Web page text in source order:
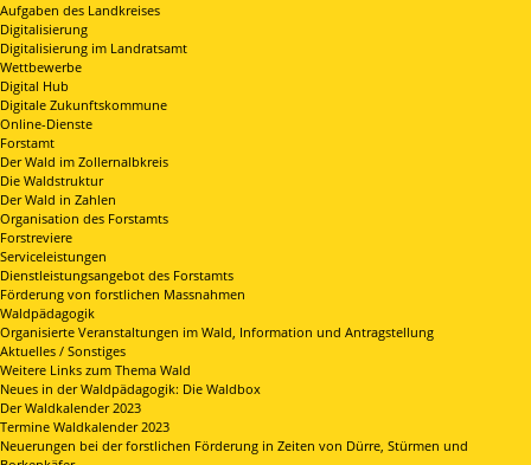
Aufgaben des Landkreises
Digitalisierung
Digitalisierung im Landratsamt
Wettbewerbe
Digital Hub
Digitale Zukunftskommune
Online-Dienste
Forstamt
Der Wald im Zollernalbkreis
Die Waldstruktur
Der Wald in Zahlen
Organisation des Forstamts
Forstreviere
Serviceleistungen
Dienstleistungsangebot des Forstamts
Förderung von forstlichen Massnahmen
Waldpädagogik
Organisierte Veranstaltungen im Wald, Information und Antragstellung
Aktuelles / Sonstiges
Weitere Links zum Thema Wald
Neues in der Waldpädagogik: Die Waldbox
Der Waldkalender 2023
Termine Waldkalender 2023
Neuerungen bei der forstlichen Förderung in Zeiten von Dürre, Stürmen und